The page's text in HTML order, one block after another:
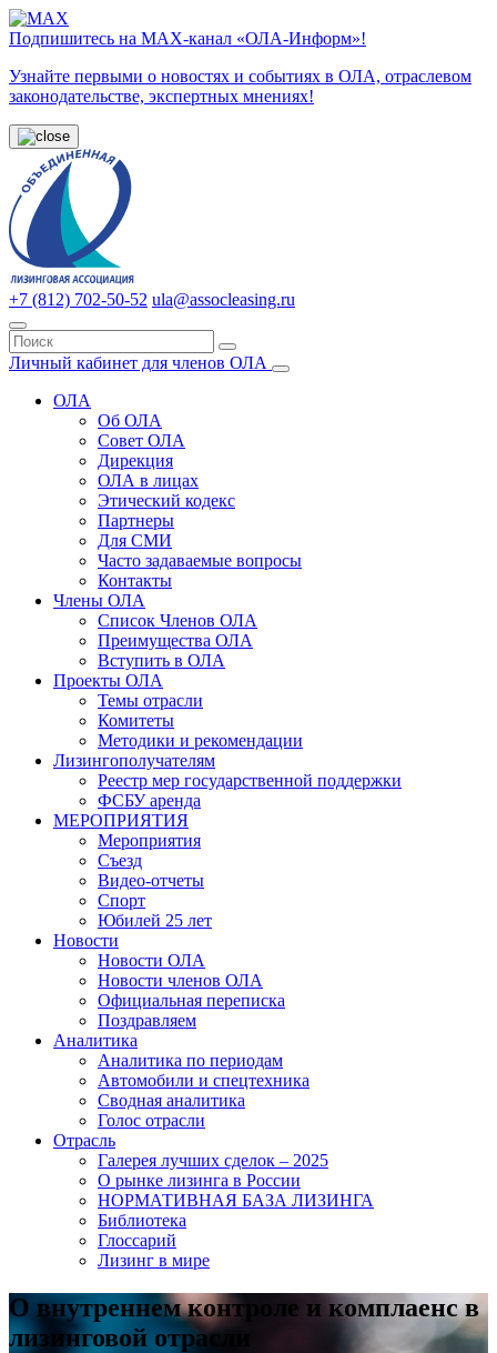
Подпишитесь на МАХ-канал «ОЛА-Информ»!
Узнайте первыми о новостях и событиях в ОЛА, отраслевом
законодательстве, экспертных мнениях!
+7 (812) 702-50-52 ula@assocleasing.ru
Личный кабинет для членов ОЛА
ОЛА
Об ОЛА
Совет ОЛА
Дирекция
ОЛА в лицах
Этический кодекс
Партнеры
Для СМИ
Часто задаваемые вопросы
Контакты
Члены ОЛА
Список Членов ОЛА
Преимущества ОЛА
Вступить в ОЛА
Проекты ОЛА
Темы отрасли
Комитеты
Методики и рекомендации
Лизингополучателям
Реестр мер государственной поддержки
ФСБУ аренда
МЕРОПРИЯТИЯ
Мероприятия
Съезд
Видео-отчеты
Спорт
Юбилей 25 лет
Новости
Новости ОЛА
Новости членов ОЛА
Официальная переписка
Поздравляем
Аналитика
Аналитика по периодам
Автомобили и спецтехника
Сводная аналитика
Голос отрасли
Отрасль
Галерея лучших сделок – 2025
О рынке лизинга в России
НОРМАТИВНАЯ БАЗА ЛИЗИНГА
Библиотека
Глоссарий
Лизинг в мире
О внутреннем контроле и комплаенс в
лизинговой отрасли